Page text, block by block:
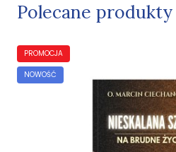
Polecane produkty
PROMOCJA
NOWOŚĆ